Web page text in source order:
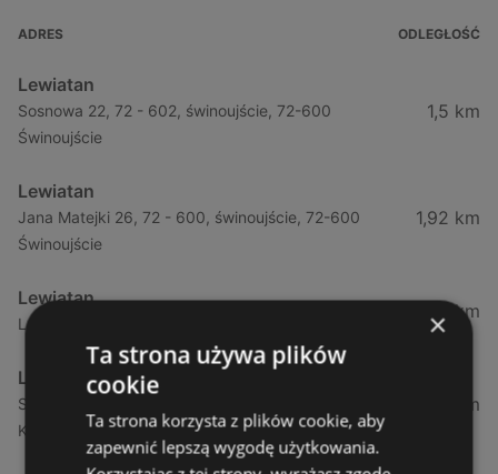
ADRES ODLEGŁOŚĆ
Lewiatan
Sosnowa 22, 72 - 602, świnoujście, 72-600
Świnoujście
1,5 km
Lewiatan
Jana Matejki 26, 72 - 600, świnoujście, 72-600
Świnoujście
1,92 km
Lewiatan
Leśna 11, 72 - 514, wisełka, 72-513 Wisełka
21,36 km
Lewiatan
Strzelecka 12f, 72 - 400, kamień pomorski, 72-400
Kamień Pomorski
34,13 km
×
Ta strona używa plików
cookie
Ta strona korzysta z plików cookie, aby
zapewnić lepszą wygodę użytkowania.